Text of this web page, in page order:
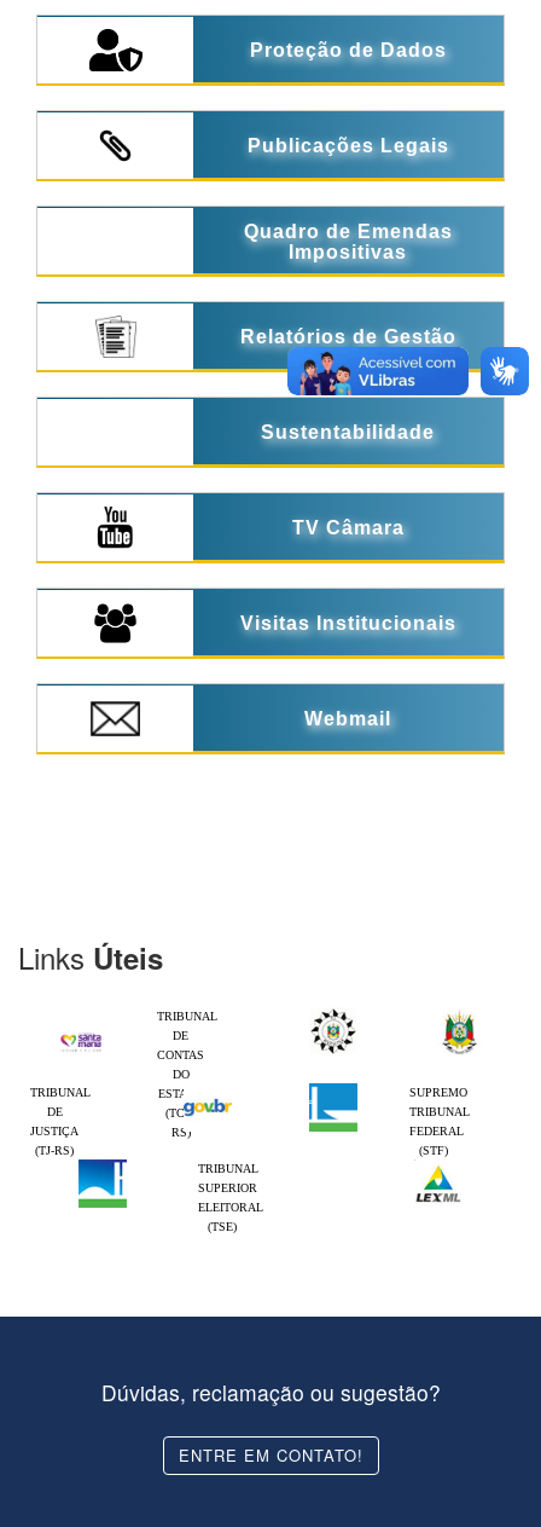
Proteção de Dados
Publicações Legais
Quadro de Emendas
Impositivas
Relatórios de Gestão
Sustentabilidade
TV Câmara
Visitas Institucionais
Webmail
Links Úteis
TRIBUNAL
DE
CONTAS
DO
ESTADO
(TCE-
RS)
TRIBUNAL
DE
JUSTIÇA
(TJ-RS)
SUPREMO
TRIBUNAL
FEDERAL
(STF)
TRIBUNAL
SUPERIOR
ELEITORAL
(TSE)
Dúvidas, reclamação ou sugestão?
ENTRE EM CONTATO!